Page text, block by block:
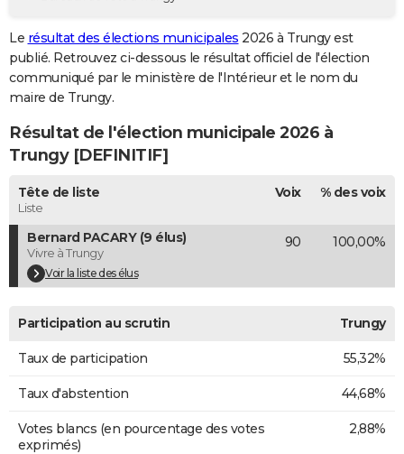
GUIDES D'ACHAT
BONS PLANS
CARTE DE VOEUX
Carte de Noël
Carte Bonne année
Carte Saint-Valentin
Carte Pâques
Carte d'anniversaire
DICTIONNAIRE
Dictionnaire
Biographies
Citations
Expressions
Proverbes
PROGRAMME TV
COPAINS D'AVANT
S'inscrire
Se connecter
Lycées
Collèges
Primaires
Universités
Entreprises
Service militaire
Avis de recherche
AVIS DE DÉCÈS
FORUM
Le résultat des élections municipales 2026 à Trungy est
publié. Retrouvez ci-dessous le résultat officiel de l'élection
communiqué par le ministère de l'Intérieur et le nom du
maire de Trungy.
Résultat de l'élection municipale 2026 à
Trungy [DEFINITIF]
Tête de liste
Liste
Voix % des voix
Bernard PACARY (9 élus)
Vivre à Trungy
Voir la liste des élus
90 100,00%
Participation au scrutin Trungy
Taux de participation 55,32%
Taux d'abstention 44,68%
Votes blancs (en pourcentage des votes
exprimés)
2,88%